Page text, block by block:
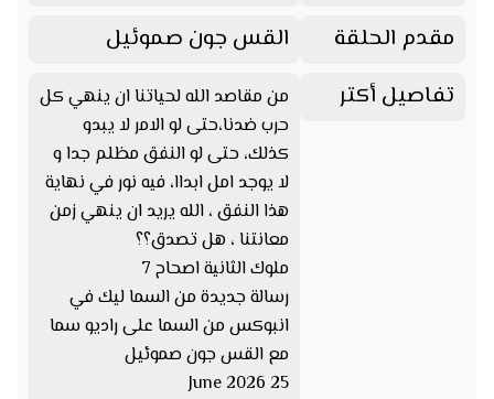
مقدم الحلقة
القس جون صموئيل
تفاصيل أكتر
من مقاصد الله لحياتنا ان ينهي كل
حرب ضدنا،حتى لو الامر لا يبدو
كذلك، حتى لو النفق مظلم جدا و
لا يوجد امل ابداا، فيه نور في نهاية
هذا النفق ، الله يريد ان ينهي زمن
معانتنا ، هل تصدق؟؟
ملوك الثانية اصحاح 7
رسالة جديدة من السما ليك في
انبوكس من السما على راديو سما
مع القس جون صموئيل
25 June 2026